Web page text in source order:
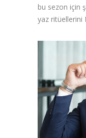
bu sezon için
yaz ritüellerini